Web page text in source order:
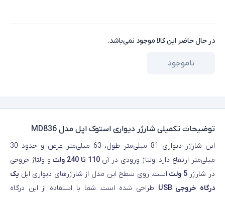
در حال حاضر این کالا موجود نمی‌باشد.
ناموجود
توضیحات تکمیلی شارژر دیواری استوک اپل مدل MD836
این شارژر دیواری 81 میلی‌متر طول، 63 میلی‌متر عرض و حدود 30
میلی‌متر ارتفاع دارد. ولتاژ ورودی در آن110 تا 240 ولت
و ولتاژ خروجی
در شارژر5 ولت است. روی سطح این مدل از شارژرهای دیواری اپل یک
درگاه خروجی USB
طراحی شده است. شما با استفاده از این درگاه